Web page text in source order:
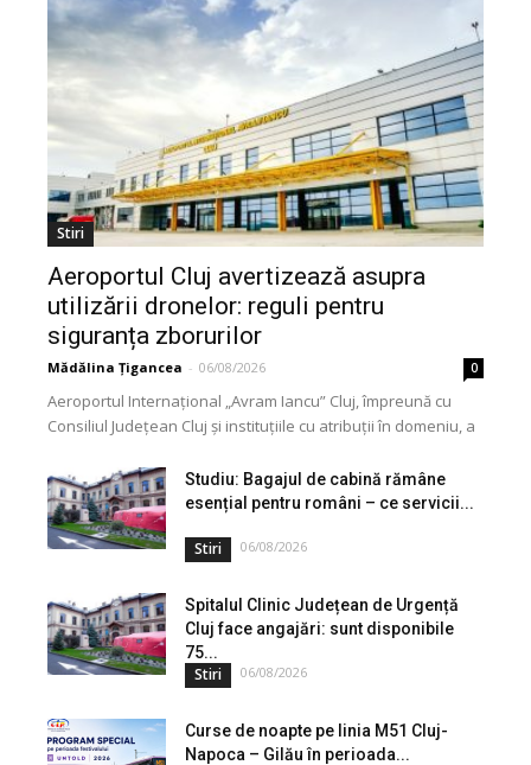
Stiri
Aeroportul Cluj avertizează asupra
utilizării dronelor: reguli pentru
siguranța zborurilor
Mădălina Țigancea - 06/08/2026 0
Aeroportul Internațional „Avram Iancu” Cluj, împreună cu
Consiliul Județean Cluj și instituțiile cu atribuții în domeniu, a
Studiu: Bagajul de cabină rămâne
esențial pentru români – ce servicii...
Stiri 06/08/2026
Spitalul Clinic Județean de Urgență
Cluj face angajări: sunt disponibile
75...
Stiri 06/08/2026
Curse de noapte pe linia M51 Cluj-
Napoca – Gilău în perioada...